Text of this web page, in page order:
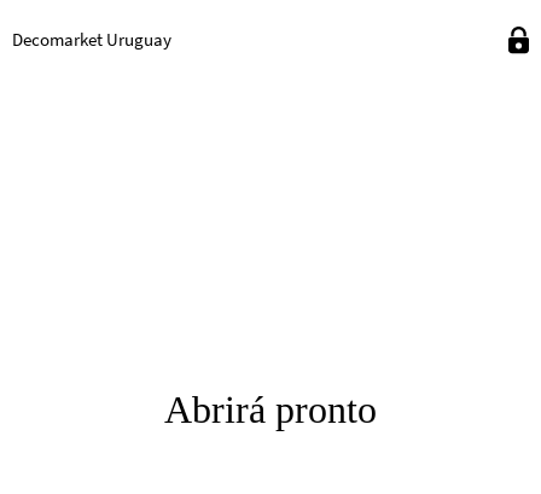
Decomarket Uruguay
Abrirá pronto